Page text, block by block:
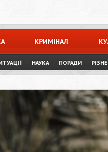
КРИМІНАЛ
НАУКА ПОРАДИ РІЗНЕ